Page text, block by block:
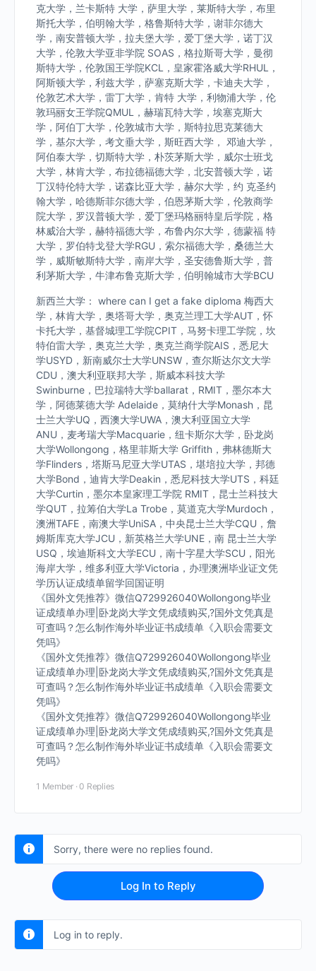
克大学，兰卡斯特 大学，萨里大学，莱斯特大学，布里
斯托大学，伯明翰大学，格鲁斯特大学，谢菲尔德大
学，南安普顿大学，拉夫堡大学，爱丁堡大学，诺丁汉
大学，伦敦大学亚非学院 SOAS，格拉斯哥大学，曼彻
斯特大学，伦敦国王学院KCL，皇家霍洛威大学RHUL，
阿斯顿大学，利兹大学，萨塞克斯大学，卡迪夫大学，
伦敦艺术大学，雷丁大学，肯特 大学，利物浦大学，伦
敦玛丽女王学院QMUL，赫瑞瓦特大学，埃塞克斯大
学，阿伯丁大学，伦敦城市大学，斯特拉思克莱德大
学，基尔大学，考文垂大学，斯旺西大学， 邓迪大学，
阿伯泰大学，切斯特大学，朴茨茅斯大学，威尔士班戈
大学，林肯大学，布拉德福德大学，北安普顿大学，诺
丁汉特伦特大学，诺森比亚大学，赫尔大学，约 克圣约
翰大学，哈德斯菲尔德大学，伯恩茅斯大学，伦敦商学
院大学，罗汉普顿大学，爱丁堡玛格丽特皇后学院，格
林威治大学，赫特福德大学，布鲁内尔大学，德蒙福 特
大学，罗伯特戈登大学RGU，索尔福德大学，桑德兰大
学，威斯敏斯特大学，南岸大学，圣安德鲁斯大学，普
利茅斯大学，牛津布鲁克斯大学，伯明翰城市大学BCU
新西兰大学： where can I get a fake diploma 梅西大
学，林肯大学，奥塔哥大学，奥克兰理工大学AUT，怀
卡托大学，基督城理工学院CPIT，马努卡理工学院，坎
特伯雷大学，奥克兰大学，奥克兰商学院AIS，悉尼大
学USYD，新南威尔士大学UNSW，查尔斯达尔文大学
CDU，澳大利亚联邦大学，斯威本科技大学
Swinburne，巴拉瑞特大学ballarat，RMIT，墨尔本大
学，阿德莱德大学 Adelaide，莫纳什大学Monash，昆
士兰大学UQ，西澳大学UWA，澳大利亚国立大学
ANU，麦考瑞大学Macquarie，纽卡斯尔大学，卧龙岗
大学Wollongong，格里菲斯大学 Griffith，弗林德斯大
学Flinders，塔斯马尼亚大学UTAS，堪培拉大学，邦德
大学Bond，迪肯大学Deakin，悉尼科技大学UTS，科廷
大学Curtin，墨尔本皇家理工学院 RMIT，昆士兰科技大
学QUT，拉筹伯大学La Trobe，莫道克大学Murdoch，
澳洲TAFE，南澳大学UniSA，中央昆士兰大学CQU，詹
姆斯库克大学JCU，新英格兰大学UNE，南 昆士兰大学
USQ，埃迪斯科文大学ECU，南十字星大学SCU，阳光
海岸大学，维多利亚大学Victoria，办理澳洲毕业证文凭
学历认证成绩单留学回国证明
《国外文凭推荐》微信Q729926040Wollongong毕业
证成绩单办理|卧龙岗大学文凭成绩购买,?国外文凭真是
可查吗？怎么制作海外毕业证书成绩单《入职会需要文
凭吗》
《国外文凭推荐》微信Q729926040Wollongong毕业
证成绩单办理|卧龙岗大学文凭成绩购买,?国外文凭真是
可查吗？怎么制作海外毕业证书成绩单《入职会需要文
凭吗》
《国外文凭推荐》微信Q729926040Wollongong毕业
证成绩单办理|卧龙岗大学文凭成绩购买,?国外文凭真是
可查吗？怎么制作海外毕业证书成绩单《入职会需要文
凭吗》
1 Member · 0 Replies
Sorry, there were no replies found.
Log In to Reply
Log in to reply.